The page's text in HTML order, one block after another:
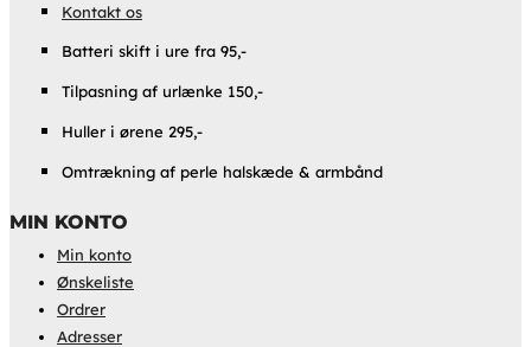
Kontakt os
Batteri skift i ure fra 95,-
Tilpasning af urlænke 150,-
Huller i ørene 295,-
Omtrækning af perle halskæde & armbånd
MIN KONTO
Min konto
Ønskeliste
Ordrer
Adresser